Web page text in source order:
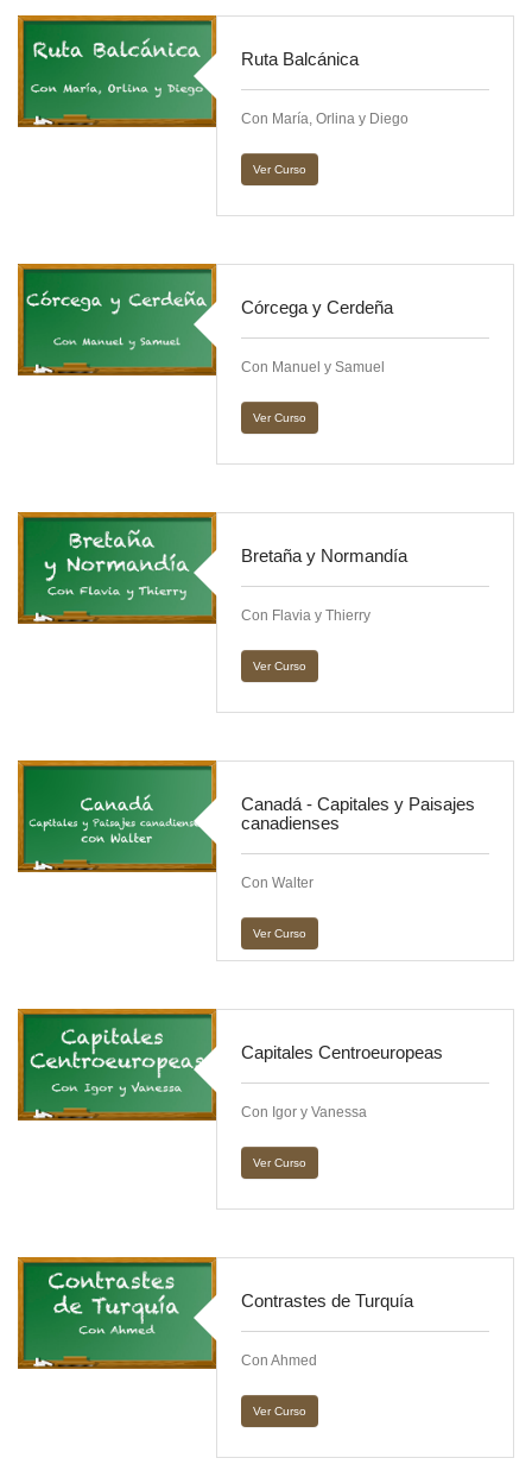
Ruta Balcánica
Con María, Orlina y Diego
Ver Curso
Córcega y Cerdeña
Con Manuel y Samuel
Ver Curso
Bretaña y Normandía
Con Flavia y Thierry
Ver Curso
Canadá - Capitales y Paisajes
canadienses
Con Walter
Ver Curso
Capitales Centroeuropeas
Con Igor y Vanessa
Ver Curso
Contrastes de Turquía
Con Ahmed
Ver Curso